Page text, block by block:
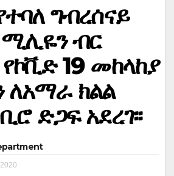
ግብረሰናይ
ብር
19 መከላከያ
ለአማራ ክልል
ድጋፍ አደረገ፡፡